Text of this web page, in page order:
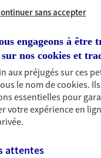
Accidents de
jardinage, pâtissier
personne n'est à
Avec Ma
votre qualité de vie
sans accepter
engageons à être
nos cookies et
aux préjugés sur ces
le nom decookies.
essentielles pour
votre expérience en
attentes